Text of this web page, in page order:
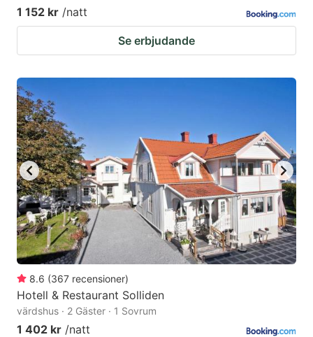
1 152 kr /natt
Se erbjudande
8.6 (367 recensioner)
Hotell & Restaurant Solliden
värdshus · 2 Gäster · 1 Sovrum
1 402 kr /natt